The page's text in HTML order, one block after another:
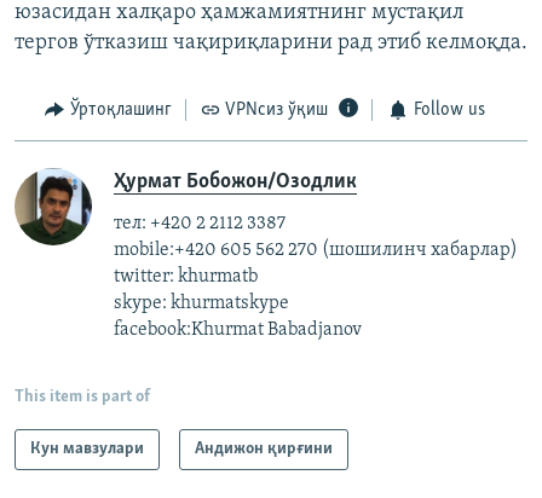
юзасидан халқаро ҳамжамиятнинг мустақил
тергов ўтказиш чақириқларини рад этиб келмоқда.
Ўртоқлашинг VPNсиз ўқиш Follow us
Ҳурмат Бобожон/Озодлик
тел: +420 2 2112 3387
mobile:+420 605 562 270 (шошилинч хабарлар)
twitter: khurmatb
skype: khurmatskype
facebook:Khurmat Babadjanov
This item is part of
Кун мавзулари Андижон қирғини